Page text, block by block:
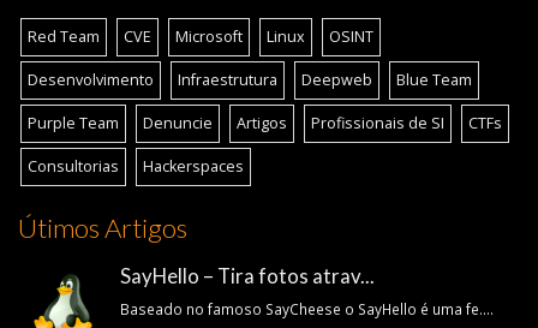
Red Team CVE Microsoft Linux OSINT
Desenvolvimento Infraestrutura Deepweb Blue Team
Purple Team Denuncie Artigos Profissionais de SI CTFs
Consultorias Hackerspaces
Útimos Artigos
SayHello – Tira fotos atrav...
Baseado no famoso SayCheese o SayHello é uma fe....